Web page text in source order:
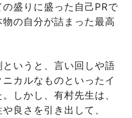
盛りに盛った自己PRで
の自分が詰まった最高
いうと、言い回しや語
カルなものといったイ
しかし、有村先生は、
良さを引き出して、